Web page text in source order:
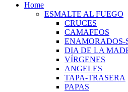
Home
ESMALTE AL FUEGO
CRUCES
CAMAFEOS
DIA DE LA
VÍRGENES
ANGELES
TAPA-TRASERA
PAPAS